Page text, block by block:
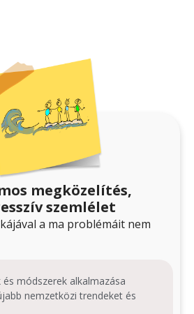
megközelítés,
szemlélet
a ma problémáit nem
módszerek alkalmazása
nemzetközi trendeket és